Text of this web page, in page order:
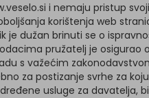
i nemaju pristup
korištenja web
je dužan brinuti se o
pružatelj je osigurao
s važećim
za postizanje svrhe za
usluge za